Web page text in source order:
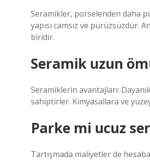
Seramikler, porselenden daha
yapısı camsız ve pürüzsüzdür.
biridir.
Seramik uzun
Seramiklerin avantajları:
sahiptirler. Kimyasallara ve
Parke mi ucuz
Tartışmada maliyetler de